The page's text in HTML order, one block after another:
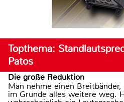
Topthema:
Patos
Die große Reduktion
Man nehme einen
im Grunde alles weitere weg.